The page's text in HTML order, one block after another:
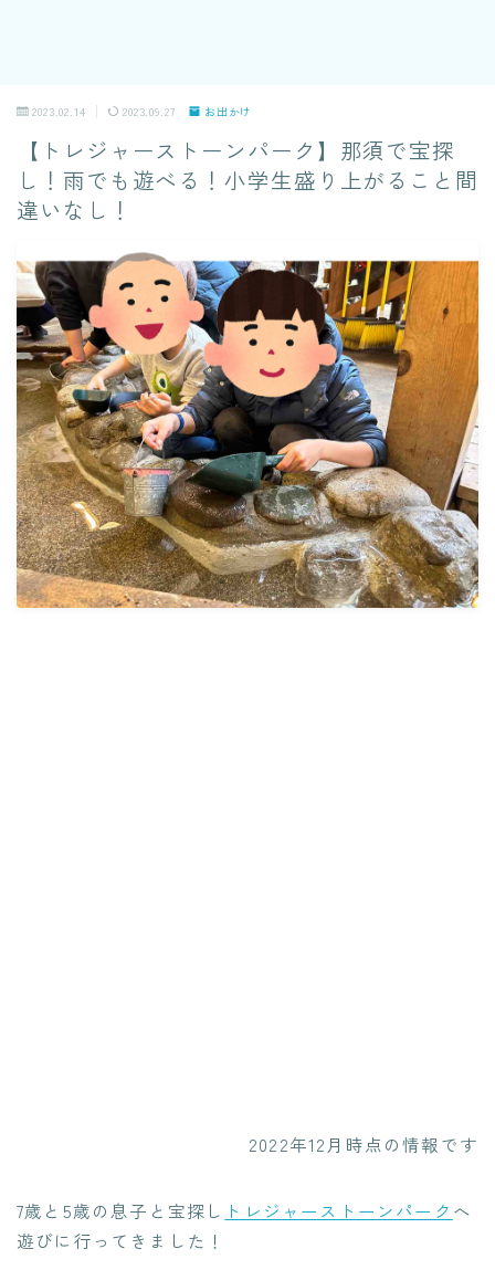
2023.02.14 2023.09.27 お出かけ
【トレジャーストーンパーク】那須で宝探
し！雨でも遊べる！小学生盛り上がること間
違いなし！
2022年12月時点の情報です
7歳と5歳の息子と宝探し トレジャーストーンパーク へ
遊びに行ってきました！